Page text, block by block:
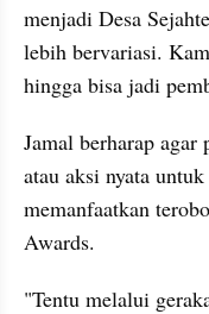
menjadi Desa
lebih bervariasi.
hingga bisa jadi
Jamal berharap agar
atau aksi nyata
memanfaatkan
Awards.
"Tentu melalui